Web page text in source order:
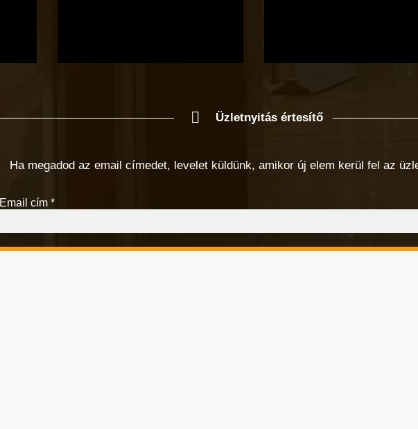
Üzletnyitás értesítő
Ha megadod az email címedet, levelet küldünk, amikor új elem kerül fel az
Email cím*